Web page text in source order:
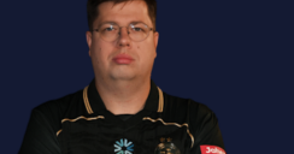
команда помогла ему